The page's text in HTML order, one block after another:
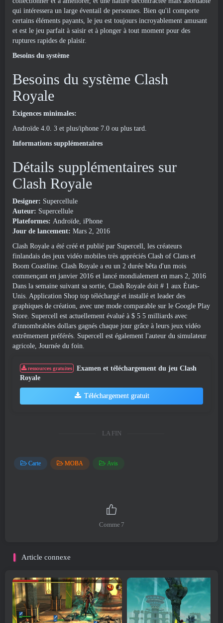
qui intéressera un large éventail de personnes. Bien qu'il comporte
certains éléments payants, le jeu est toujours incroyablement amusant
et est le jeu parfait à saisir et à plonger à tout moment pour des
ruptures rapides de plaisir.
Besoins du système
Besoins du système Clash
Royale
Exigences minimales:
Androïde 4.0. 3 et plus/iphone 7.0 ou plus tard.
Informations supplémentaires
Détails supplémentaires sur
Clash Royale
Designer: Supercellule
Auteur: Supercellule
Plateformes: Androïde, iPhone
Jour de lancement: Mars 2, 2016
Clash Royale a été créé et publié par Supercell, les créateurs
finlandais des jeux vidéo mobiles très appréciés Clash of Clans et
Boom Coastline. Clash Royale a eu un 2 durée bêta d'un mois
commençant en janvier 2016 et lancé mondialement en mars 2, 2016
Dans la semaine suivant sa sortie, Clash Royale doit # 1 aux États-
Unis. Application Shop top téléchargé et installé et leader des
graphiques de création, avec une mode comparable sur le Google Play
Store. Supercell est actuellement évalué à $ 5 5 milliards avec
d'innombrables dollars gagnés chaque jour grâce à leurs jeux vidéo
extrêmement préférés. Supercell est également l'auteur du simulateur
agricole, Journée du foin.
ressources gratuites
Examen et téléchargement du jeu Clash
Royale
Téléchargement gratuit
LA FIN
Carte MOBA Avis
Comme 7
Article connexe